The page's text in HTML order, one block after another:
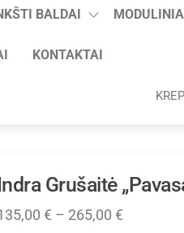
BALDAI
KONTAKTAI
Grušaitė
€ – 265,00 €